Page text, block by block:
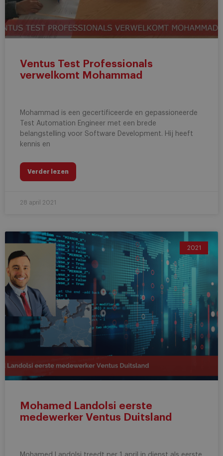
Ventus Test Professionals
verwelkomt Mohammad
Mohammad is een gecertificeerde en gepassioneerde
Test Automation Engineer met een brede
belangstelling voor Software Development. Hij heeft
kennis en
Verder lezen
28 april 2021
2021
Mohamed Landolsi eerste
medewerker Ventus Duitsland